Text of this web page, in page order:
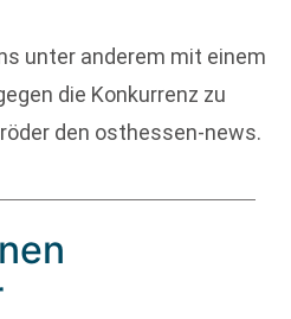
unter anderem mit einem
die Konkurrenz zu
den osthessen-news.